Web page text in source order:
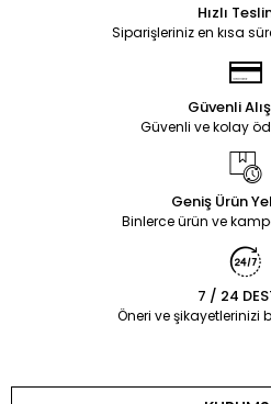
Hızlı
Siparişleriniz en kısa
Güvenli
Güvenli ve kolay
Geniş Ürün
Binlerce ürün ve
7 / 24
Öneri ve şikayetlerinizi